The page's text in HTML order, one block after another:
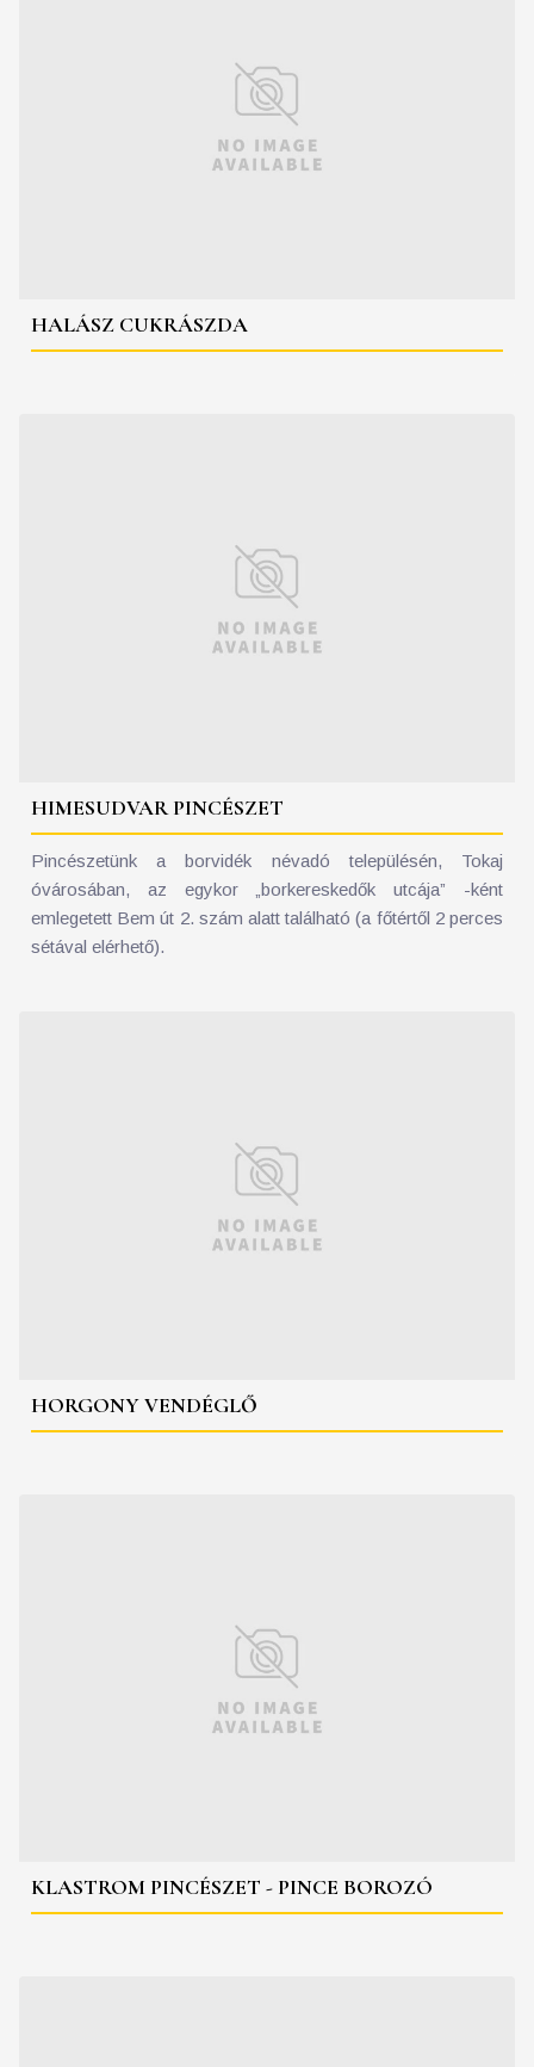
HALÁSZ CUKRÁSZDA
HIMESUDVAR PINCÉSZET
Pincészetünk a borvidék névadó településén, Tokaj
óvárosában, az egykor „borkereskedők utcája” -ként
emlegetett Bem út 2. szám alatt található (a főtértől 2 perces
sétával elérhető).
HORGONY VENDÉGLŐ
KLASTROM PINCÉSZET - PINCE BOROZÓ